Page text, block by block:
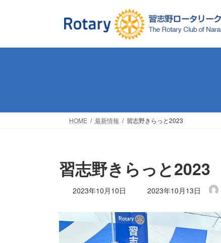
プ
動
HOME 最新情報 習志野きらっと2023
習志野きらっと2023
2023年10月10日
最
新
日
2023年10月13日